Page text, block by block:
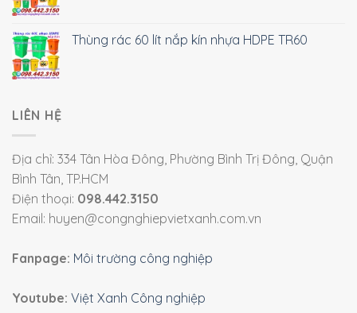
Thùng rác 60 lít nắp kín nhựa HDPE TR60
LIÊN HỆ
Địa chỉ: 334 Tân Hòa Đông, Phường Bình Trị Đông, Quận
Bình Tân, TP.HCM
Điện thoại: 098.442.3150
Email: huyen@congnghiepvietxanh.com.vn
Fanpage: Môi trường công nghiệp
Youtube: Việt Xanh Công nghiệp